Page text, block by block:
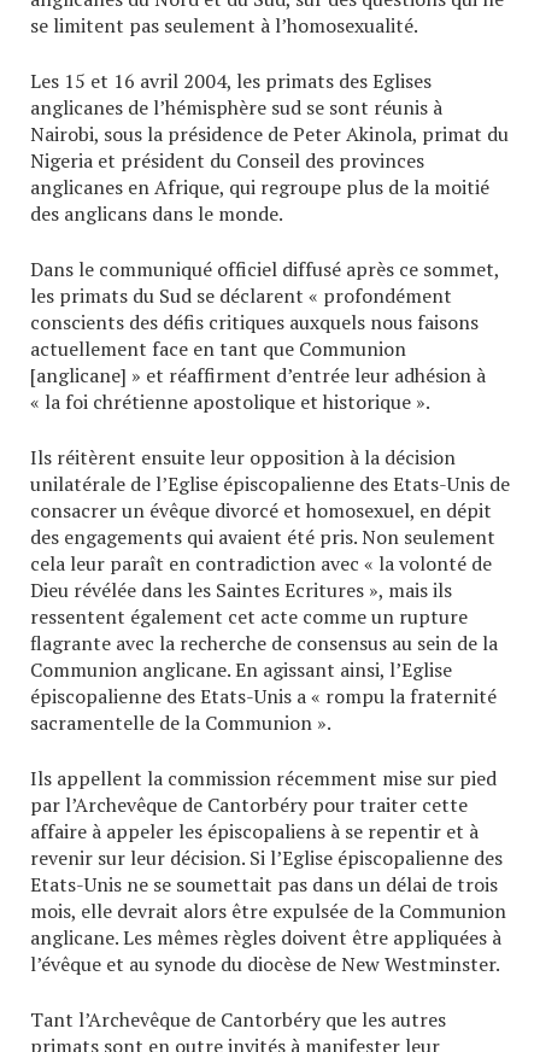
se limitent pas seulement à l’homosexualité.
Les 15 et 16 avril 2004, les primats des Eglises
anglicanes de l’hémisphère sud se sont réunis à
Nairobi, sous la présidence de Peter Akinola, primat du
Nigeria et président du Conseil des provinces
anglicanes en Afrique, qui regroupe plus de la moitié
des anglicans dans le monde.
Dans le communiqué officiel diffusé après ce sommet,
les primats du Sud se déclarent « profondément
conscients des défis critiques auxquels nous faisons
actuellement face en tant que Communion
[anglicane] » et réaffirment d’entrée leur adhésion à
« la foi chrétienne apostolique et historique ».
Ils réitèrent ensuite leur opposition à la décision
unilatérale de l’Eglise épiscopalienne des Etats-Unis de
consacrer un évêque divorcé et homosexuel, en dépit
des engagements qui avaient été pris. Non seulement
cela leur paraît en contradiction avec « la volonté de
Dieu révélée dans les Saintes Ecritures », mais ils
ressentent également cet acte comme un rupture
flagrante avec la recherche de consensus au sein de la
Communion anglicane. En agissant ainsi, l’Eglise
épiscopalienne des Etats-Unis a « rompu la fraternité
sacramentelle de la Communion ».
Ils appellent la commission récemment mise sur pied
par l’Archevêque de Cantorbéry pour traiter cette
affaire à appeler les épiscopaliens à se repentir et à
revenir sur leur décision. Si l’Eglise épiscopalienne des
Etats-Unis ne se soumettait pas dans un délai de trois
mois, elle devrait alors être expulsée de la Communion
anglicane. Les mêmes règles doivent être appliquées à
l’évêque et au synode du diocèse de New Westminster.
Tant l’Archevêque de Cantorbéry que les autres
primats sont en outre invités à manifester leur